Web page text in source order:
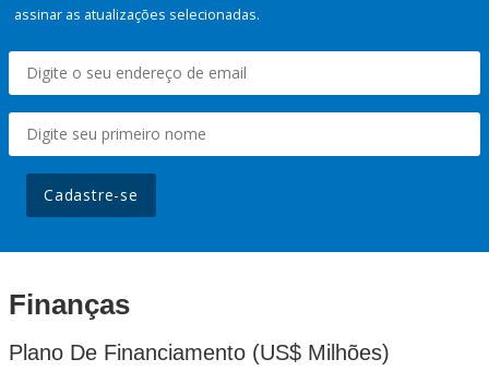
assinar as atualizações selecionadas.
Cadastre-se
Finanças
Plano De Financiamento (US$ Milhões)